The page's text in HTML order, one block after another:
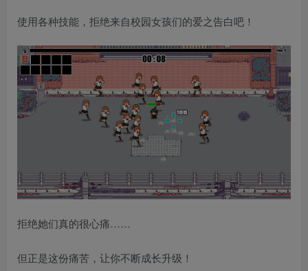
使用各种技能，拒绝来自校园女孩们的爱之告白吧！
拒绝她们真的很心痛……
但正是这份痛苦，让你不断成长升级！